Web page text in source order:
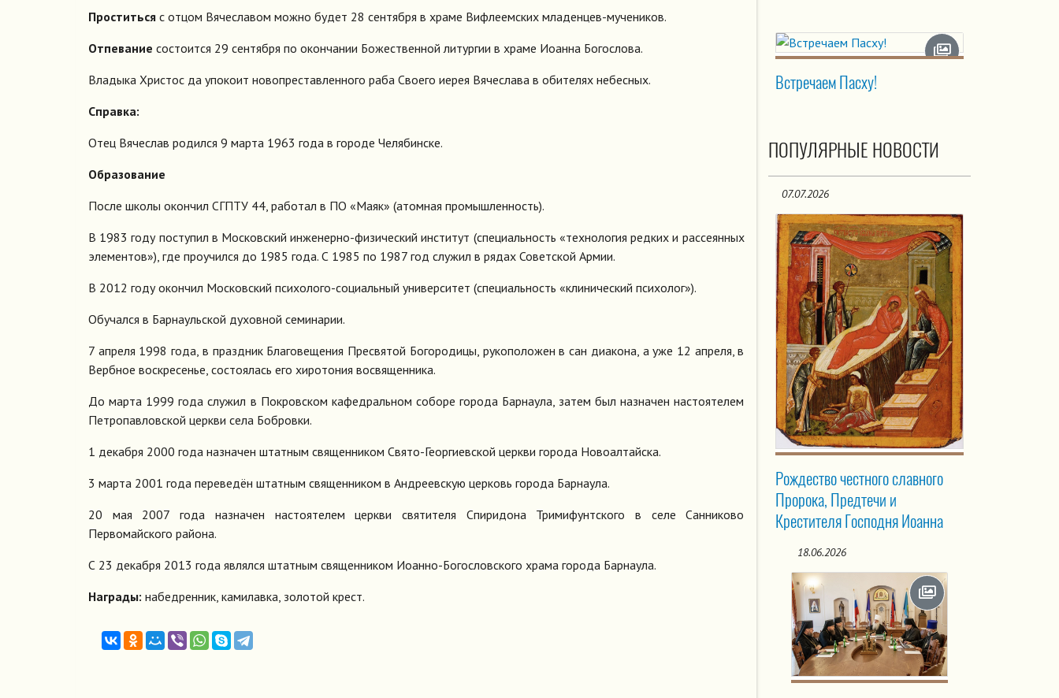
Проститься с отцом Вячеславом можно будет 28 сентября в храме Вифлеемских младенцев-мучеников.
Отпевание состоится 29 сентября по окончании Божественной литургии в храме Иоанна Богослова.
Владыка Христос да упокоит новопреставленного раба Своего иерея Вячеслава в обителях небесных.
Справка:
Отец Вячеслав родился 9 марта 1963 года в городе Челябинске.
Образование
После школы окончил СГПТУ 44, работал в ПО «Маяк» (атомная промышленность).
В 1983 году поступил в Московский инженерно-физический институт (специальность «технология редких и рассеянных
элементов»), где проучился до 1985 года. С 1985 по 1987 год служил в рядах Советской Армии.
В 2012 году окончил Московский психолого-социальный университет (специальность «клинический психолог»).
Обучался в Барнаульской духовной семинарии.
7 апреля 1998 года, в праздник Благовещения Пресвятой Богородицы, рукоположен в сан диакона, а уже 12 апреля, в
Вербное воскресенье, состоялась его хиротония восвященника.
До марта 1999 года служил в Покровском кафедральном соборе города Барнаула, затем был назначен настоятелем
Петропавловской церкви села Бобровки.
1 декабря 2000 года назначен штатным священником Свято-Георгиевской церкви города Новоалтайска.
3 марта 2001 года переведён штатным священником в Андреевскую церковь города Барнаула.
20 мая 2007 года назначен настоятелем церкви святителя Спиридона Тримифунтского в селе Санниково
Первомайского района.
С 23 декабря 2013 года являлся штатным священником Иоанно-Богословского храма города Барнаула.
Награды: набедренник, камилавка, золотой крест.
Встречаем Пасху!
ПОПУЛЯРНЫЕ НОВОСТИ
07.07.2026
Рождество честного славного
Пророка, Предтечи и
Крестителя Господня Иоанна
18.06.2026